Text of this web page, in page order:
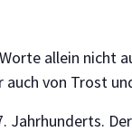
allein nicht
auch von Trost
Jahrhunderts.